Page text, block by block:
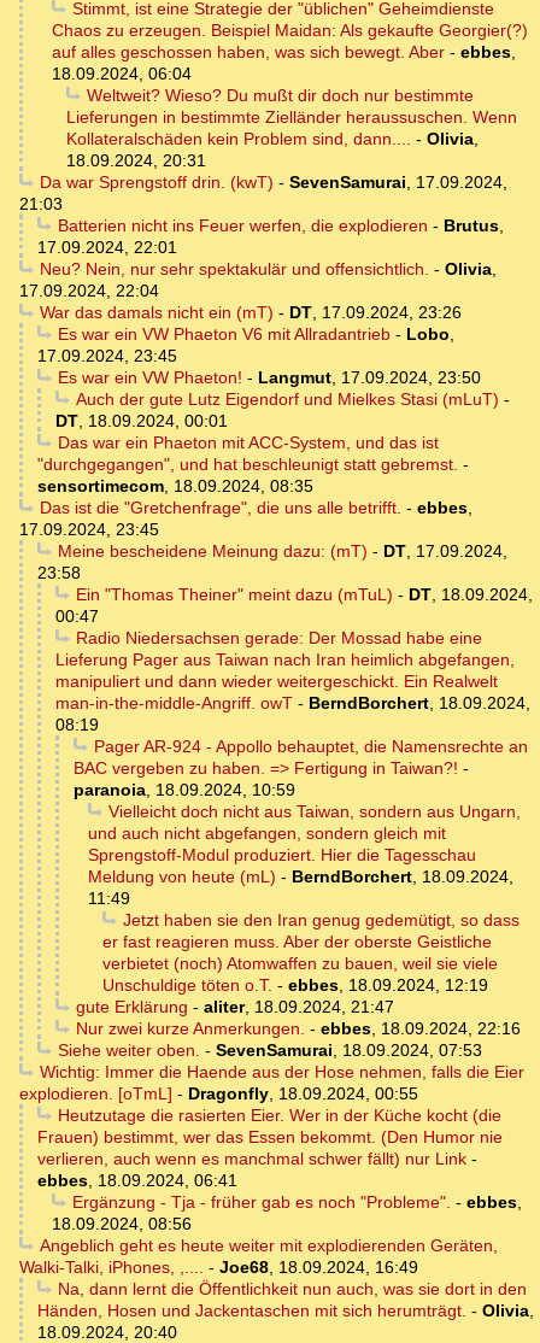
Stimmt, ist eine Strategie der "üblichen" Geheimdienste
Chaos zu erzeugen. Beispiel Maidan: Als gekaufte Georgier(?)
auf alles geschossen haben, was sich bewegt. Aber - ebbes,
18.09.2024, 06:04
Weltweit? Wieso? Du mußt dir doch nur bestimmte
Lieferungen in bestimmte Zielländer heraussuschen. Wenn
Kollateralschäden kein Problem sind, dann.... - Olivia,
18.09.2024, 20:31
Da war Sprengstoff drin. (kwT) - SevenSamurai, 17.09.2024,
21:03
Batterien nicht ins Feuer werfen, die explodieren - Brutus,
17.09.2024, 22:01
Neu? Nein, nur sehr spektakulär und offensichtlich. - Olivia,
17.09.2024, 22:04
War das damals nicht ein (mT) - DT, 17.09.2024, 23:26
Es war ein VW Phaeton V6 mit Allradantrieb- Lobo,
17.09.2024, 23:45
Es war ein VW Phaeton! - Langmut, 17.09.2024, 23:50
Auch der gute Lutz Eigendorf und Mielkes Stasi (mLuT) -
DT, 18.09.2024, 00:01
Das war ein Phaeton mit ACC-System, und das ist
"durchgegangen", und hat beschleunigt statt gebremst. -
sensortimecom, 18.09.2024, 08:35
Das ist die "Gretchenfrage", die uns alle betrifft. - ebbes,
17.09.2024, 23:45
Meine bescheidene Meinung dazu: (mT) - DT, 17.09.2024,
23:58
Ein "Thomas Theiner" meint dazu (mTuL) - DT, 18.09.2024,
00:47
Radio Niedersachsen gerade: Der Mossad habe eine
Lieferung Pager aus Taiwan nach Iran heimlich abgefangen,
manipuliert und dann wieder weitergeschickt. Ein Realwelt
man-in-the-middle-Angriff. owT - BerndBorchert, 18.09.2024,
08:19
Pager AR-924 - Appollo behauptet, die Namensrechte an
BAC vergeben zu haben. => Fertigung in Taiwan?! -
paranoia, 18.09.2024, 10:59
Vielleicht doch nicht aus Taiwan, sondern aus Ungarn,
und auch nicht abgefangen, sondern gleich mit
Sprengstoff-Modul produziert. Hier die Tagesschau
Meldung von heute (mL) - BerndBorchert, 18.09.2024,
11:49
Jetzt haben sie den Iran genug gedemütigt, so dass
er fast reagieren muss. Aber der oberste Geistliche
verbietet (noch) Atomwaffen zu bauen, weil sie viele
Unschuldige töten o.T. - ebbes, 18.09.2024, 12:19
gute Erklärung - aliter, 18.09.2024, 21:47
Nur zwei kurze Anmerkungen. - ebbes, 18.09.2024, 22:16
Siehe weiter oben. - SevenSamurai, 18.09.2024, 07:53
Wichtig: Immer die Haende aus der Hose nehmen, falls die Eier
explodieren. [oTmL] - Dragonfly, 18.09.2024, 00:55
Heutzutage die rasierten Eier. Wer in der Küche kocht (die
Frauen) bestimmt, wer das Essen bekommt. (Den Humor nie
verlieren, auch wenn es manchmal schwer fällt) nur Link -
ebbes, 18.09.2024, 06:41
Ergänzung - Tja - früher gab es noch "Probleme". - ebbes,
18.09.2024, 08:56
Angeblich geht es heute weiter mit explodierenden Geräten,
Walki-Talki, iPhones, ,.... - Joe68, 18.09.2024, 16:49
Na, dann lernt die Öffentlichkeit nun auch, was sie dort in den
Händen, Hosen und Jackentaschen mit sich herumträgt. - Olivia,
18.09.2024, 20:40